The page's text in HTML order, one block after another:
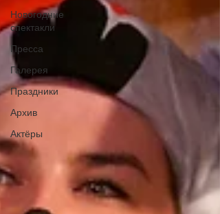
Новогодние
спектакли
Пресса
Галерея
Праздники
Архив
Актёры